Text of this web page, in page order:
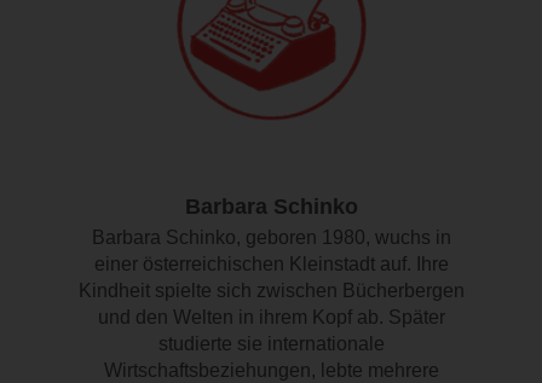
Barbara Schinko
Barbara Schinko, geboren 1980, wuchs in
einer österreichischen Kleinstadt auf. Ihre
Kindheit spielte sich zwischen Bücherbergen
und den Welten in ihrem Kopf ab. Später
studierte sie internationale
Wirtschaftsbeziehungen, lebte mehrere